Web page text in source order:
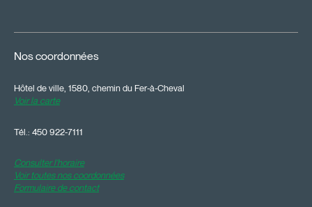
Nos coordonnées
Hôtel de ville, 1580, chemin du Fer-à-Cheval
Voir la carte
Tél.: 450 922-7111
Consulter l'horaire
Voir toutes nos coordonnées
Formulaire de contact